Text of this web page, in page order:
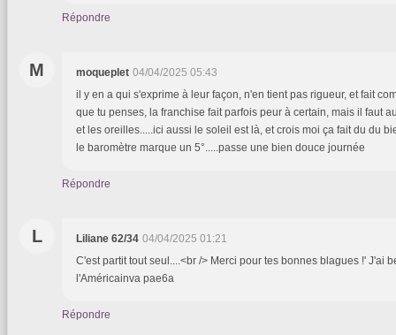
Répondre
M moqueplet 04/04/2025 05:43
il y en a qui s'exprime à leur façon, n'en tient pas rigueur, et fait
que tu penses, la franchise fait parfois peur à certain, mais il faut
et les oreilles.....ici aussi le soleil est là, et crois moi ça fait du du
le baromètre marque un 5°.....passe une bien douce journée
Répondre
L Liliane 62/34 04/04/2025 01:21
C'est partit tout seul....<br /> Merci pour tes bonnes blagues !' J'ai
l'Américainva pae6a
Répondre